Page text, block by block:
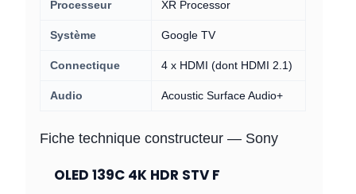
Processeur XR Processor
Système Google TV
Connectique 4 x HDMI (dont HDMI 2.1)
Audio Acoustic Surface Audio+
Fiche technique constructeur — Sony
OLED 139C 4K HDR STV F